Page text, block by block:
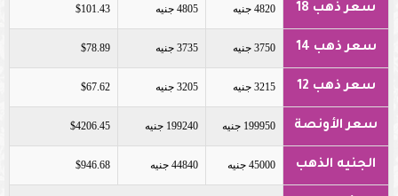
سعر ذهب 18 4820 جنيه 4805 جنيه $101.43
سعر ذهب 14 3750 جنيه 3735 جنيه $78.89
سعر ذهب 12 3215 جنيه 3205 جنيه $67.62
سعر الأونصة 199950 جنيه 199240 جنيه $4206.45
الجنيه الذهب 45000 جنيه 44840 جنيه $946.68